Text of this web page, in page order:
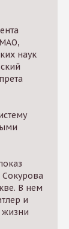
наук
В нем
и
жизни